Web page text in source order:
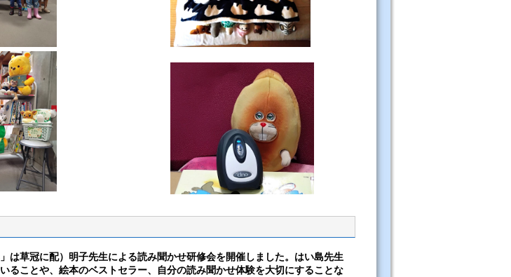
は草冠に配）明子先生による読み聞かせ研修会を開催しました。はい島先生
ることや、絵本のベストセラー、自分の読み聞かせ体験を大切にすることな